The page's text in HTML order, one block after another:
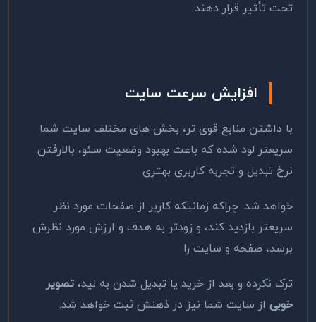
تحت تأثیر قرار دهند.
افزایش سرعت سایت
با داشتن منابع قوی تر، بخش های مختلف سایت شما
سریعتر لود شده که باعث بهبود وضعیت سئو، بالارفتن
نرخ تبدیل و تجربه کاربری بهتری
خواهد شد. چراکه زمانیکه کاربر از صفحات مورد نظر
سریعتر بازدید کند، و زودتر به هدف و ارزش مورد نظرش
برسد، صفحه و سایت را
ترک نکرده و بعد از خرید یا تبدیل شدن به لید، تصویر
خوبی از سایت شما نیز در ذهنش ثبت خواهد شد.